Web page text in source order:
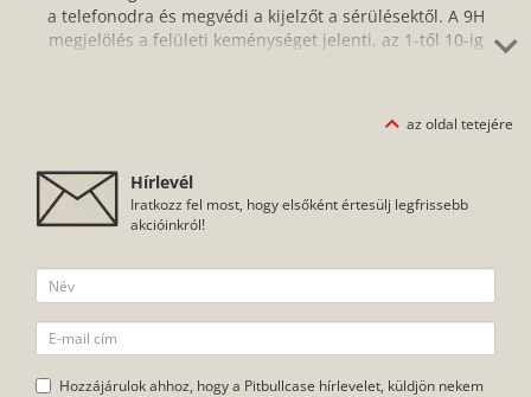
a telefonodra és megvédi a kijelzőt a sérülésektől. A 9H
megjelölés a felületi keménységet jelenti, az 1-től 10-ig
protektornak a védelem mellett számos előnye van: nem
az oldal tetejére
Hírlevél
Iratkozz fel most, hogy elsőként értesülj legfrissebb
akcióinkról!
Hozzájárulok ahhoz, hogy a Pitbullcase hírlevelet, küldjön nekem